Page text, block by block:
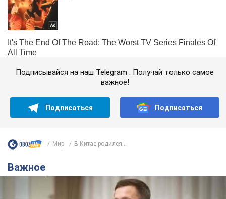
Подписывайся на наш Telegram . Получай только самое
важное!
Подписаться Подписаться
Мир В Китае родился...
Важное